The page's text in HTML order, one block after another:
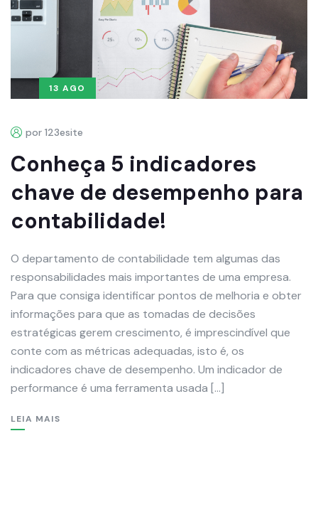
13 AGO
por 123esite
Conheça 5 indicadores
chave de desempenho para
contabilidade!
O departamento de contabilidade tem algumas das
responsabilidades mais importantes de uma empresa.
Para que consiga identificar pontos de melhoria e obter
informações para que as tomadas de decisões
estratégicas gerem crescimento, é imprescindível que
conte com as métricas adequadas, isto é, os
indicadores chave de desempenho. Um indicador de
performance é uma ferramenta usada […]
LEIA MAIS